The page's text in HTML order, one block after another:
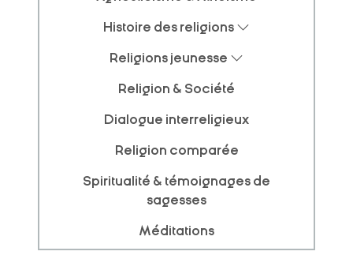
Histoire des religions
Religions jeunesse
Religion & Société
Dialogue interreligieux
Religion comparée
Spiritualité & témoignages de
sagesses
Méditations